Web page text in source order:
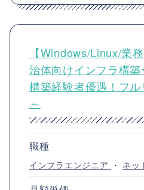
【Windows/Linux/業
治体向けインフラ構
構築経験者優遇！フ
～
職種
インフラエンジニア ・ ネッ